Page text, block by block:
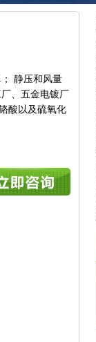
静压和风量
、五金电镀厂
酸以及硫氧化